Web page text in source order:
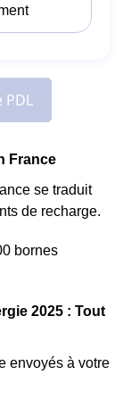
France
se traduit
de recharge.
bornes
2025 : Tout
envoyés à votre